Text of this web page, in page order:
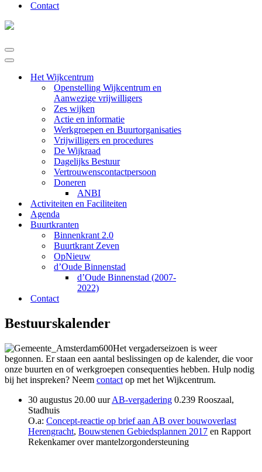
Contact
Navigatie
Menu
Navigatie
Het Wijkcentrum
Openstelling Wijkcentrum en
Aanwezige vrijwilligers
Zes wijken
Actie en informatie
Werkgroepen en Buurtorganisaties
Vrijwilligers en procedures
De Wijkraad
Dagelijks Bestuur
Vertrouwenscontactpersoon
Doneren
ANBI
Activiteiten en Faciliteiten
Agenda
Buurtkranten
Binnenkrant 2.0
Buurtkrant Zeven
OpNieuw
d’Oude Binnenstad
d’Oude Binnenstad (2007-
2022)
Contact
Bestuurskalender
Het vergaderseizoen is weer
begonnen. Er staan een aantal beslissingen op de kalender, die voor
onze buurten en of werkgroepen consequenties hebben. Hulp nodig
bij het inspreken? Neem contact op met het Wijkcentrum.
30 augustus 20.00 uurAB-vergadering 0.239 Rooszaal,
Stadhuis
O.a: Concept-reactie op brief aan AB over bouwoverlast
Herengracht, Bouwstenen Gebiedsplannen 2017 en Rapport
Rekenkamer over mantelzorgondersteuning